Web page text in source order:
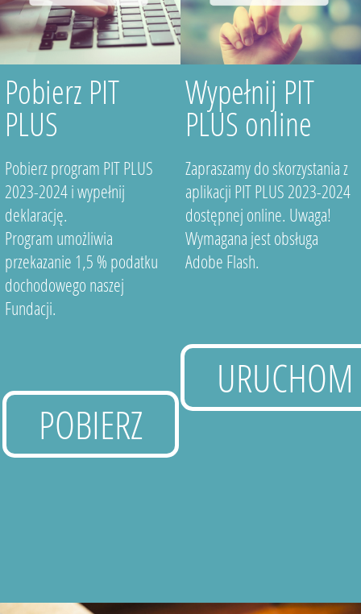
Pobierz PIT
PLUS
Pobierz program PIT PLUS
2023-2024 i wypełnij
deklarację.
Program umożliwia
przekazanie 1,5 % podatku
dochodowego naszej
Fundacji.
POBIERZ
Wypełnij PIT
PLUS online
Zapraszamy do skorzystania z
aplikacji PIT PLUS 2023-2024
dostępnej online. Uwaga!
Wymagana jest obsługa
Adobe Flash.
URUCHOM